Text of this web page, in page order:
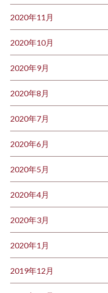
2020年11月
2020年10月
2020年9月
2020年8月
2020年7月
2020年6月
2020年5月
2020年4月
2020年3月
2020年1月
2019年12月